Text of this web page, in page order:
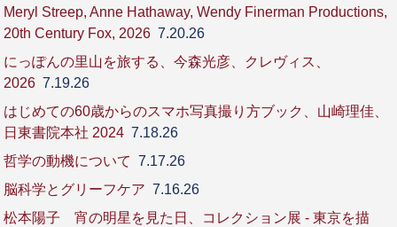
Meryl Streep, Anne Hathaway, Wendy Finerman Productions,
20th Century Fox, 2026 7.20.26
にっぽんの里山を旅する、今森光彦、クレヴィス、
2026 7.19.26
はじめての60歳からのスマホ写真撮り方ブック、山崎理佳、
日東書院本社 2024 7.18.26
哲学の動機について 7.17.26
脳科学とグリーフケア 7.16.26
松本陽子 宵の明星を見た日、コレクション展 - 東京を描